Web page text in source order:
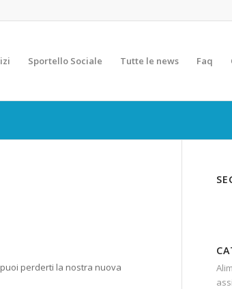
Sportello Sociale Tutte le news Faq
perderti la nostra nuova